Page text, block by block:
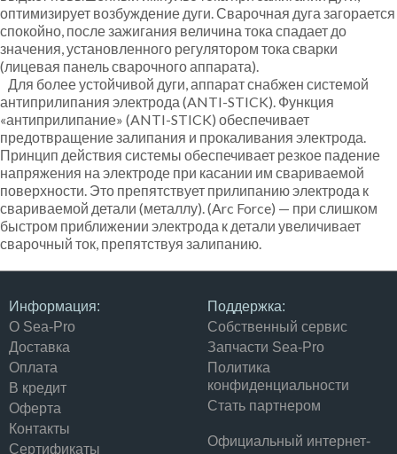
оптимизирует возбуждение дуги. Сварочная дуга загорается
спокойно, после зажигания величина тока спадает до
значения, установленного регулятором тока сварки
(лицевая панель сварочного аппарата).
Для более устойчивой дуги, аппарат снабжен системой
антиприлипания электрода (ANTI-STICK). Функция
«антиприлипание» (ANTI-STICK) обеспечивает
предотвращение залипания и прокаливания электрода.
Принцип действия системы обеспечивает резкое падение
напряжения на электроде при касании им свариваемой
поверхности. Это препятствует прилипанию электрода к
свариваемой детали (металлу). (Arc Force) — при слишком
быстром приближении электрода к детали увеличивает
сварочный ток, препятствуя залипанию.
Информация:
О Sea-Pro
Доставка
Оплата
В кредит
Оферта
Контакты
Сертификаты
Поддержка:
Собственный сервис
Запчасти Sea-Pro
Политика
конфиденциальности
Стать партнером
Официальный интернет-